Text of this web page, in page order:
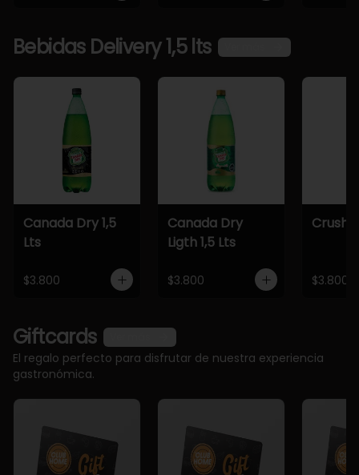
Bebidas Delivery 1,5 lts
Canada Dry 1,5
Lts
$3.800
Canada Dry
Ligth 1,5 Lts
$3.800
Crush
$3.800
Giftcards
El regalo perfecto para disfrutar de nuestra experiencia
gastronómica.